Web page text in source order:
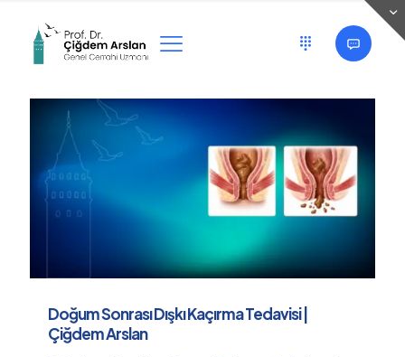
Categories Tags Show all
Doğum Sonrası Dışkı Kaçırma Tedavisi |
Çiğdem Arslan